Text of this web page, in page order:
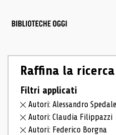
Raffina la ricerca
Filtri applicati
Autori: Alessandro Spedale
Autori: Claudia Filippazzi
Autori: Federico Borgna